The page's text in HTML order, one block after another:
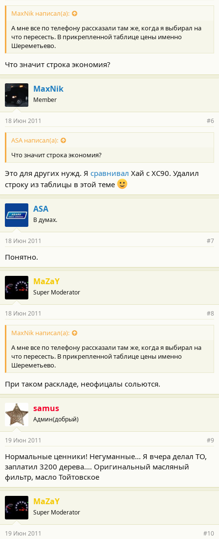
MaxNik написал(а):
А мне все по телефону рассказали там же, когда я выбирал на
что пересесть. В прикрепленной таблице цены именно
Шереметьево.
Что значит строка экономия?
MaxNik
Member
18 Июн 2011 #6
ASA написал(а):
Что значит строка экономия?
Это для других нужд. Я сравнивал Хай с ХС90. Удалил
строку из таблицы в этой теме
ASA
В думах.
18 Июн 2011 #7
Понятно.
MaZaY
Super Moderator
18 Июн 2011 #8
MaxNik написал(а):
А мне все по телефону рассказали там же, когда я выбирал на
что пересесть. В прикрепленной таблице цены именно
Шереметьево.
При таком раскладе, неофицалы сольются.
samus
Админ(добрый)
19 Июн 2011 #9
Нормальные ценники! Негуманные... Я вчера делал ТО,
заплатил 3200 дерева.... Оригинальный масляный
фильтр, масло Тойтовское
MaZaY
Super Moderator
19 Июн 2011 #10